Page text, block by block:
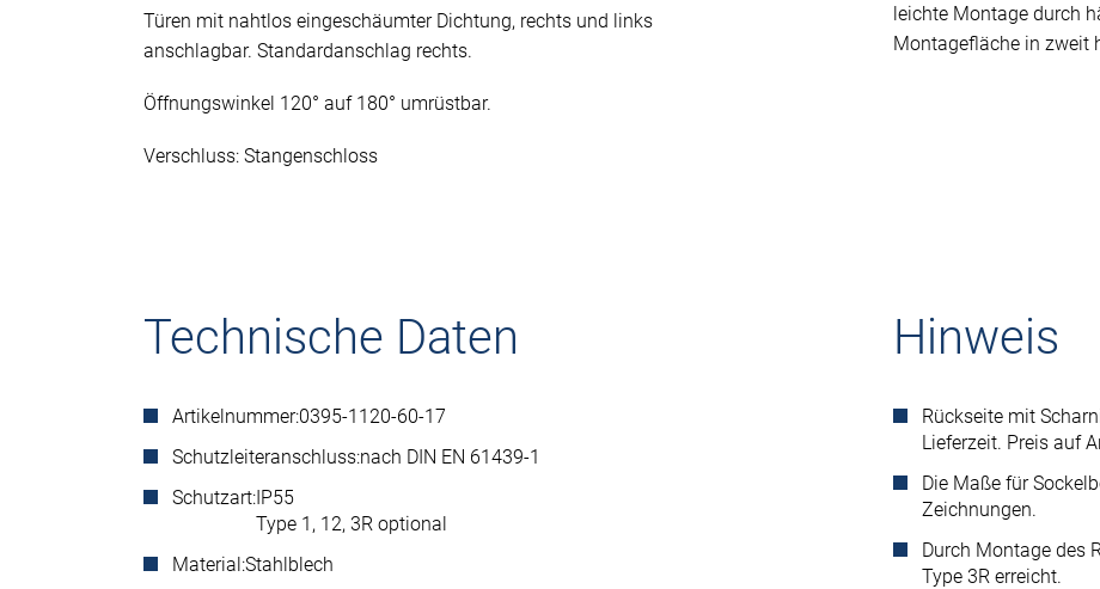
Türen mit nahtlos eingeschäumter Dichtung, rechts und links
anschlagbar. Standardanschlag rechts.
Öffnungswinkel 120° auf 180° umrüstbar.
Verschluss: Stangenschloss
leichte Montage durch
Montagefläche in zweit
Technische Daten
Artikelnummer:0395-1120-60-17
Schutzleiteranschluss:nach DIN EN 61439-1
Schutzart:IP55
Type 1, 12, 3R optional
Material:Stahlblech
Hinweis
Rückseite mit
Lieferzeit. Preis auf
Die Maße für
Zeichnungen.
Durch Montage des
Type 3R erreicht.